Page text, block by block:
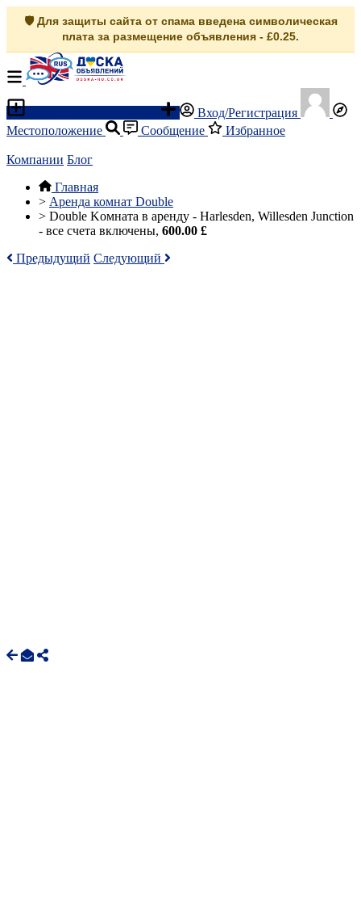
🛡️ Для защиты сайта от спама введена символическая
плата за размещение объявления - £0.25.
Вход/Регистрация
Местоположение
Сообщение Избранное
Компании Блог
Главная
> Аренда комнат Double
> Double Kомната в аренду - Harlesden, Willesden Junction
- все счета включены, 600.00 £
Предыдущий Следующий